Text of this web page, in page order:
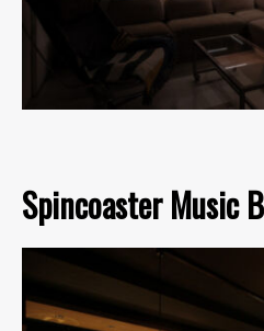
Spincoaster Music